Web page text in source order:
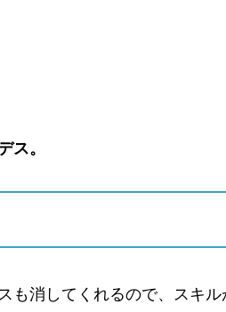
ス。
も消してくれるので、スキ